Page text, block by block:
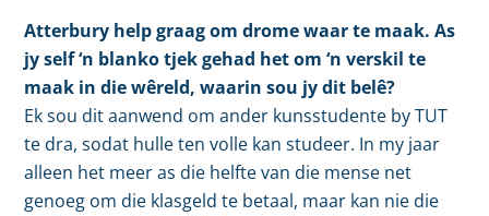
Atterbury help graag om drome waar te maak. As
jy self ‘n blanko tjek gehad het om ‘n verskil te
maak in die wêreld, waarin sou jy dit belê?
Ek sou dit aanwend om ander kunsstudente by TUT
te dra, sodat hulle ten volle kan studeer. In my jaar
alleen het meer as die helfte van die mense net
genoeg om die klasgeld te betaal, maar kan nie die